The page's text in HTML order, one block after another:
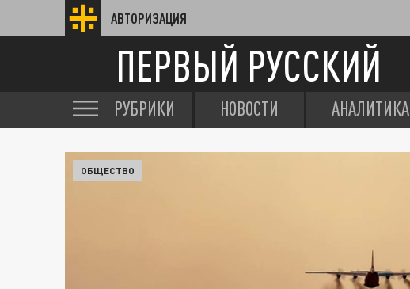
АВТОРИЗАЦИЯ
ПЕРВЫЙ РУССКИЙ
РУБРИКИ НОВОСТИ АНАЛИТИКА
ОБЩЕСТВО